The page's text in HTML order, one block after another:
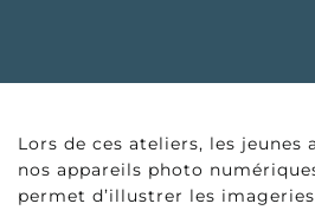
Lors de ces ateliers, les jeunes
nos appareils photo
permet d’illustrer les